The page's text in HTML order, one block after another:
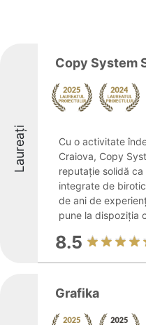
Laureați
Copy System
Cu o activitate
Craiova, Copy
reputație solidă
integrate de
de ani de
pune la dispoziția
8.5
Grafika